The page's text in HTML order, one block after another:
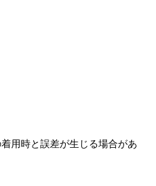
用時と誤差が生じる場合があ